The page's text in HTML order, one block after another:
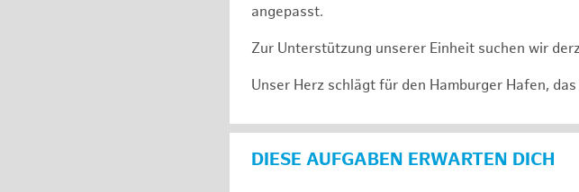
angepasst.
Zur Unterstützung unserer Einheit suchen wir
Unser Herz schlägt für den Hamburger Hafen,
DIESE AUFGABEN ERWARTEN DICH